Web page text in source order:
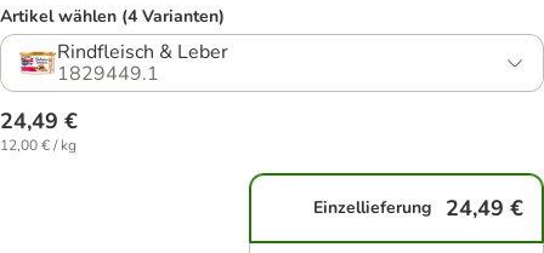
Artikel wählen (4 Varianten)
Rindfleisch & Leber
1829449.1
24,49 €
12,00 € / kg
Einzellieferung 24,49 €